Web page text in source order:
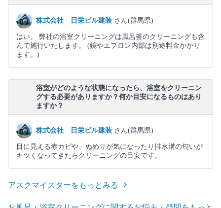
株式会社 日栄ビル建装 さん(群馬県)
はい。 弊社の浴室クリーニングは風呂釜のクリーニングも含
んで施行いたします。 (鏡やエプロン内部は別途料金かかり
ます。)
浴室がどのような状態になったら、浴室をクリーニン
グする必要がありますか？何か目安になるものはあり
ますか？
株式会社 日栄ビル建装 さん(群馬県)
目に見える赤カビや、ぬめりが気になったり排水溝の匂いが
キツくなってきたらクリーニングの目安です。
アスクマイスターをもっとみる